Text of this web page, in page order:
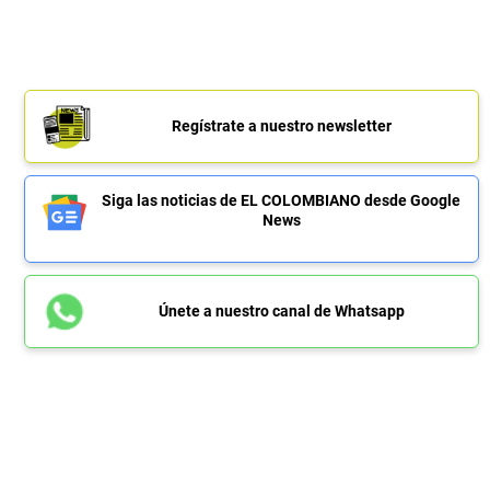
Regístrate a nuestro newsletter
Siga las noticias de EL COLOMBIANO desde Google
News
Únete a nuestro canal de Whatsapp